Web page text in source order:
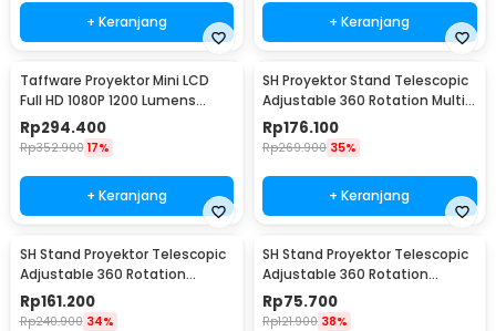
+ Keranjang + Keranjang
Taffware Proyektor Mini LCD
Full HD 1080P 1200 Lumens
Home Theater - M24
Rp294.400
Rp352.900 17%
+ Keranjang
SH Proyektor Stand Telescopic
Adjustable 360 Rotation Multi
Angle - SH-04
Rp176.100
Rp269.900 35%
+ Keranjang
SH Stand Proyektor Telescopic
Adjustable 360 Rotation
Projector Base 85-125cm - SH-
05
Rp161.200
Rp240.900 34%
SH Stand Proyektor Telescopic
Adjustable 360 Rotation
Projector Base Panjang 25-
40cm - SH-05
Rp75.700
Rp121.900 38%